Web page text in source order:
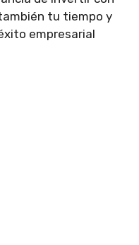
tu tiempo y
empresarial